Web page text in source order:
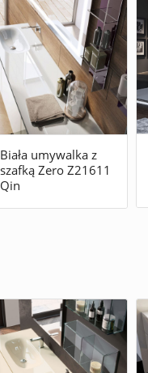
Biała umywalka z
szafką Zero Z21611
Qin